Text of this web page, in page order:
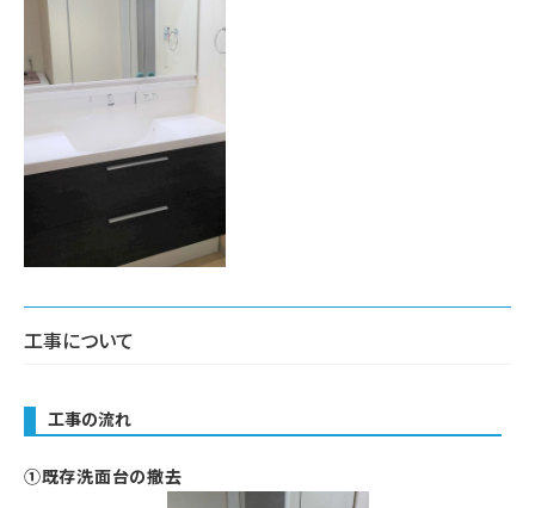
工事について
工事の流れ
①既存洗面台の撤去